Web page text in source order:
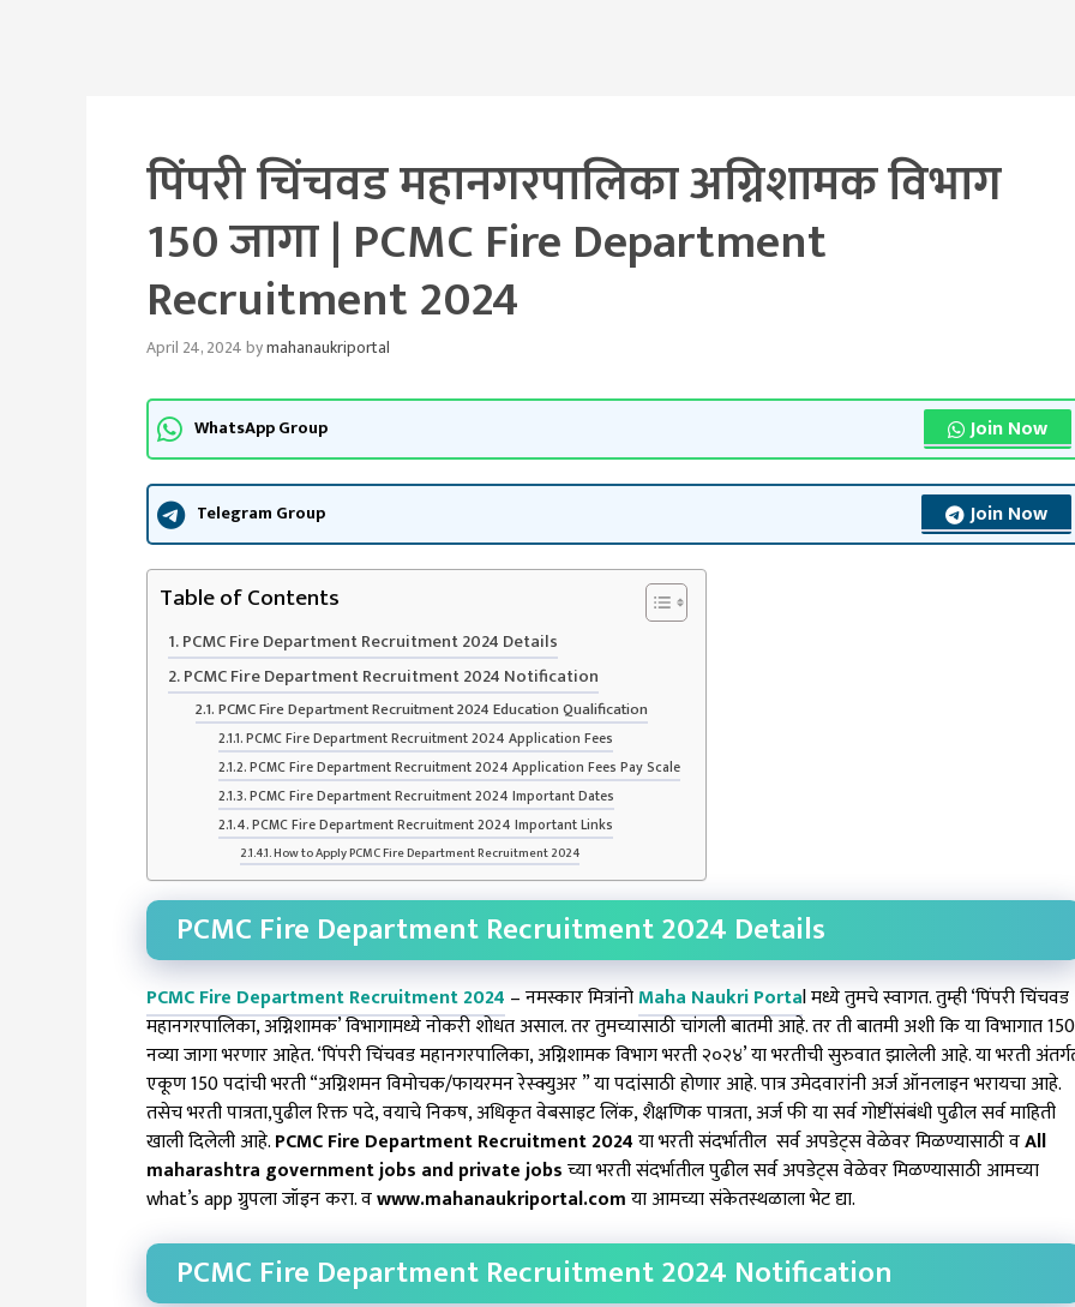
पिंपरी चिंचवड महानगरपालिका अग्निशामक विभाग
150 जागा | PCMC Fire Department
Recruitment 2024
April 24, 2024bymahanaukriportal
WhatsApp Group Join Now
Telegram Group Join Now
Table of Contents
PCMC Fire Department Recruitment 2024 Details
PCMC Fire Department Recruitment 2024 Notification
PCMC Fire Department Recruitment 2024 Education Qualification
PCMC Fire Department Recruitment 2024 Application Fees
PCMC Fire Department Recruitment 2024 Application Fees Pay Scale
PCMC Fire Department Recruitment 2024 Important Dates
PCMC Fire Department Recruitment 2024 Important Links
How to Apply PCMC Fire Department Recruitment 2024
PCMC Fire Department Recruitment 2024 Details
PCMC Fire Department Recruitment 2024 – नमस्कार मित्रांनोMaha Naukri Portal मध्ये तुमचे स्वागत. तुम्ही ‘पिंपरी चिंचवड
महानगरपालिका, अग्निशामक’ विभागामध्ये नोकरी शोधत असाल. तर तुमच्यासाठी चांगली बातमी आहे. तर ती बातमी अशी कि या विभागात 150
नव्या जागा भरणार आहेत. ‘पिंपरी चिंचवड महानगरपालिका, अग्निशामक विभाग भरती २०२४’ या भरतीची सुरुवात झालेली आहे. या भरती
एकूण 150 पदांची भरती “अग्निशमन विमोचक/फायरमन रेस्क्युअर ” या पदांसाठी होणार आहे. पात्र उमेदवारांनी अर्ज ऑनलाइन भरायचा आहे.
तसेच भरती पात्रता,पुढीलरिक्त पदे, वयाचे निकष, अधिकृत वेबसाइट लिंक, शैक्षणिक पात्रता, अर्ज फी या सर्व गोष्टींसंबंधी पुढील सर्व माहिती
खाली दिलेली आहे.PCMC Fire Department Recruitment 2024या भरती संदर्भातील सर्व अपडेट्स वेळेवर मिळण्यासाठी वAll
maharashtra government jobs and private jobsच्या भरती संदर्भातील पुढील सर्व अपडेट्स वेळेवर मिळण्यासाठी आमच्या
what’s app ग्रुपला जॉइन करा. वwww.mahanaukriportal.comया आमच्या संकेतस्थळाला भेट द्या.
PCMC Fire Department Recruitment 2024 Notification